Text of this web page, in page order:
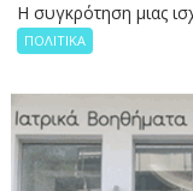
Η συγκρότηση μιας
ΠΟΛΙΤΙΚΑ